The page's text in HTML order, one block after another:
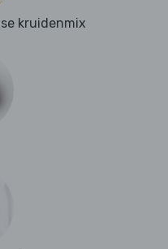
kruidenmix